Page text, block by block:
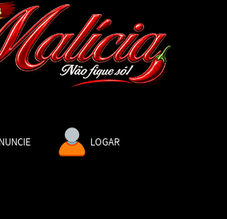
LOGAR